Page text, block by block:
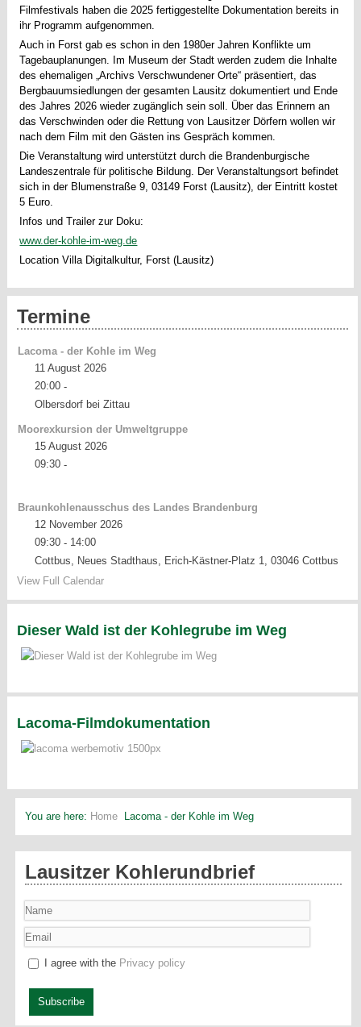
Filmfestivals haben die 2025 fertiggestellte Dokumentation bereits in
ihr Programm aufgenommen.
Auch in Forst gab es schon in den 1980er Jahren Konflikte um
Tagebauplanungen. Im Museum der Stadt werden zudem die Inhalte
des ehemaligen „Archivs Verschwundener Orte“ präsentiert, das
Bergbauumsiedlungen der gesamten Lausitz dokumentiert und Ende
des Jahres 2026 wieder zugänglich sein soll. Über das Erinnern an
das Verschwinden oder die Rettung von Lausitzer Dörfern wollen wir
nach dem Film mit den Gästen ins Gespräch kommen.
Die Veranstaltung wird unterstützt durch die Brandenburgische
Landeszentrale für politische Bildung. Der Veranstaltungsort befindet
sich in der Blumenstraße 9, 03149 Forst (Lausitz), der Eintritt kostet
5 Euro.
Infos und Trailer zur Doku:
www.der-kohle-im-weg.de
LocationVilla Digitalkultur, Forst (Lausitz)
Termine
Lacoma - der Kohle im Weg
11 August 2026
20:00-
Olbersdorf bei Zittau
Moorexkursion der Umweltgruppe
15 August 2026
09:30-
Braunkohlenausschus des Landes Brandenburg
12 November 2026
09:30- 14:00
Cottbus, Neues Stadthaus, Erich-Kästner-Platz 1, 03046 Cottbus
View Full Calendar
Dieser Wald ist der Kohlegrube im Weg
Lacoma-Filmdokumentation
You are here: Home Lacoma - der Kohle im Weg
Lausitzer Kohlerundbrief
I agree with the Privacy policy
Subscribe